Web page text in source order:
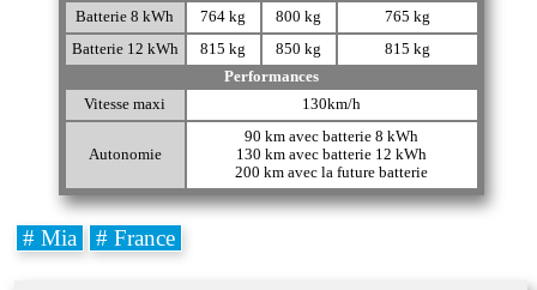
Batterie 8 kWh
764 kg 800 kg
765 kg
Batterie 12 kWh
815 kg 850 kg
815 kg
Performances
Vitesse maxi
130km/h
Autonomie
90 km avec batterie 8 kWh
130 km avec batterie 12 kWh
200 km avec la future batterie
# Mia # France